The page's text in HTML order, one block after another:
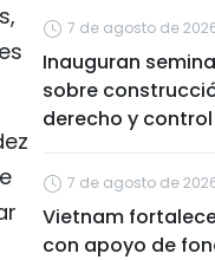
7 de agosto de
Inauguran
sobre
derecho y
7 de agosto de
Vietnam
con apoyo de